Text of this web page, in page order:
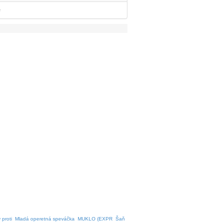
proti Mladá operetná speváčka MUKLO (EXPR Šaň